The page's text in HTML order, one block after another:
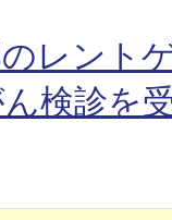
レント
検診を